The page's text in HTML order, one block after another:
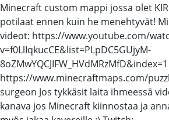
Minecraft custom mappi jossa olet
potilaat ennen kuin he menehtyvät!
videot: https://www.youtube.com/
v=f0LlIqkucCE&list=PLpDC5GUjyM-
https://www.minecraftmaps.com/
surgeon Jos tykkäsit laita ihmeessä
kanava jos Minecraft kiinnostaa ja